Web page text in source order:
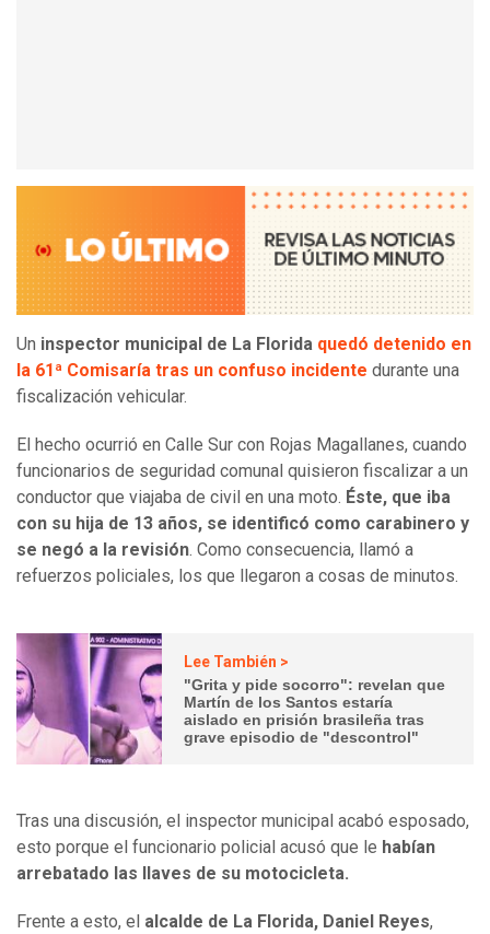
Un inspector municipal de La Florida quedó detenido en
la 61ª Comisaría tras un confuso incidente durante una
fiscalización vehicular.
El hecho ocurrió en Calle Sur con Rojas Magallanes, cuando
funcionarios de seguridad comunal quisieron fiscalizar a un
conductor que viajaba de civil en una moto. Éste, que iba
con su hija de 13 años, se identificó como carabinero y
se negó a la revisión. Como consecuencia, llamó a
refuerzos policiales, los que llegaron a cosas de minutos.
Lee También >
"Grita y pide socorro": revelan que
Martín de los Santos estaría
aislado en prisión brasileña tras
grave episodio de "descontrol"
Tras una discusión, el inspector municipal acabó esposado,
esto porque el funcionario policial acusó que le habían
arrebatado las llaves de su motocicleta.
Frente a esto, el alcalde de La Florida, Daniel Reyes,